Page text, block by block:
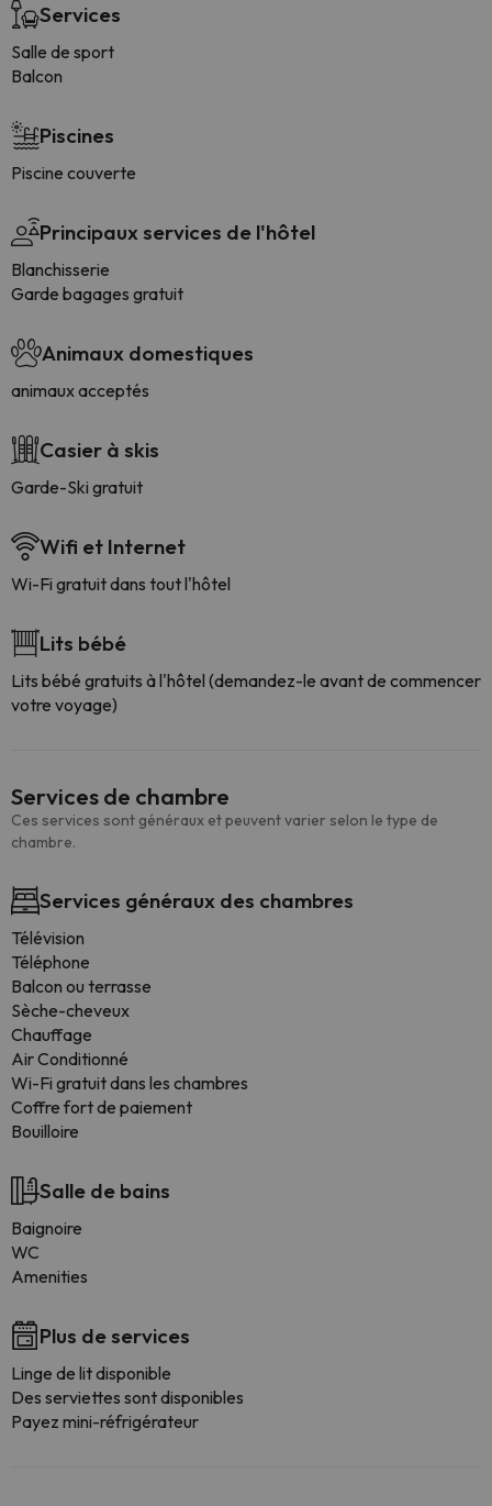
Services
Salle de sport
Balcon
Piscines
Piscine couverte
Principaux services de l'hôtel
Blanchisserie
Garde bagages gratuit
Animaux domestiques
animaux acceptés
Casier à skis
Garde-Ski gratuit
Wifi et Internet
Wi-Fi gratuit dans tout l'hôtel
Lits bébé
Lits bébé gratuits à l'hôtel (demandez-le avant de commencer
votre voyage)
Services de chambre
Ces services sont généraux et peuvent varier selon le type de
chambre.
Services généraux des chambres
Télévision
Téléphone
Balcon ou terrasse
Sèche-cheveux
Chauffage
Air Conditionné
Wi-Fi gratuit dans les chambres
Coffre fort de paiement
Bouilloire
Salle de bains
Baignoire
WC
Amenities
Plus de services
Linge de lit disponible
Des serviettes sont disponibles
Payez mini-réfrigérateur